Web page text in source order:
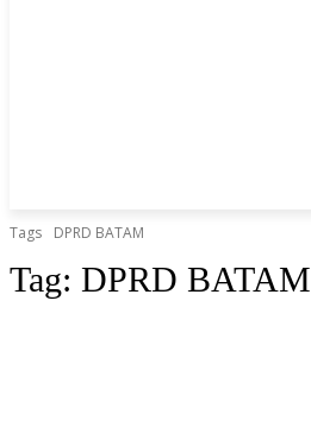
Tags DPRD BATAM
Tag: DPRD BATAM